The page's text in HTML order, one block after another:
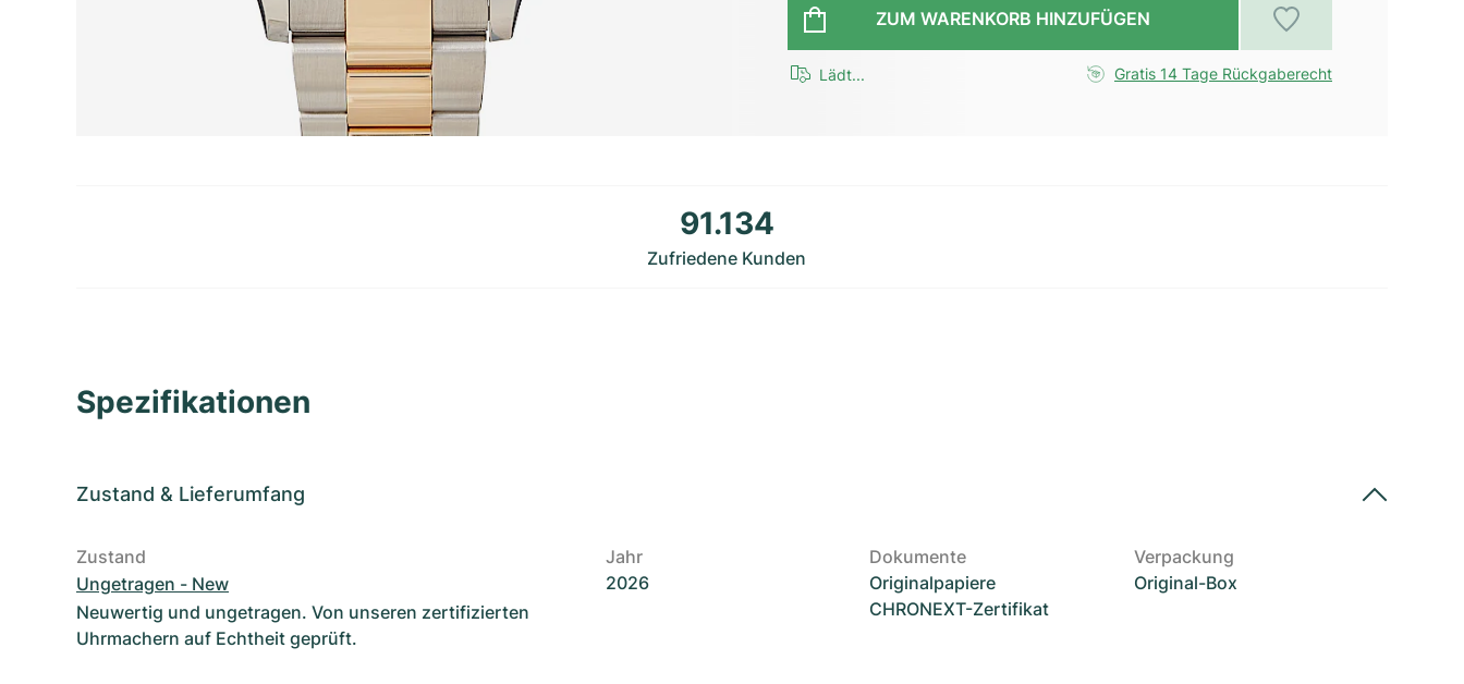
ZUM WARENKORB HINZUFÜGEN
Lädt... Gratis 14 Tage Rückgaberecht
91.134
Zufriedene Kunden
Spezifikationen
Zustand & Lieferumfang
Zustand
Ungetragen - New
Neuwertig und ungetragen. Von unseren zertifizierten
Uhrmachern auf Echtheit geprüft.
Jahr
2026
Dokumente
Originalpapiere
CHRONEXT-Zertifikat
Verpackung
Original-Box